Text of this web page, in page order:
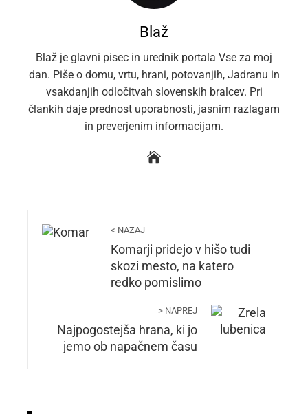
Blaž
Blaž je glavni pisec in urednik portala Vse za moj
dan. Piše o domu, vrtu, hrani, potovanjih, Jadranu in
vsakdanjih odločitvah slovenskih bralcev. Pri
člankih daje prednost uporabnosti, jasnim razlagam
in preverjenim informacijam.
< NAZAJ
Komarji pridejo v hišo tudi
skozi mesto, na katero
redko pomislimo
> NAPREJ
Najpogostejša hrana, ki jo
jemo ob napačnem času